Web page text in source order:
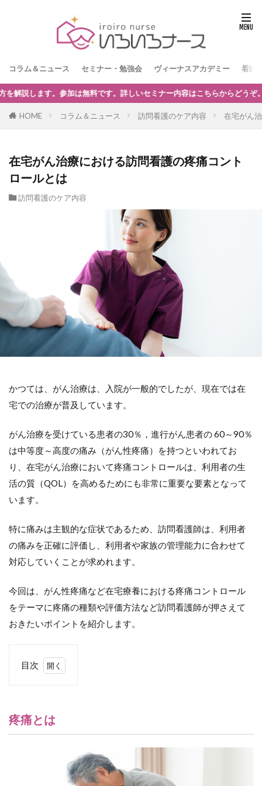
コラム＆ニュース セミナー・勉強会 ヴィーナスアカデミー 看護
はこちらからどうぞ。
HOME コラム＆ニュース 訪問看護のケア内容 在宅がん
在宅がん治療における訪問看護の疼痛コント
ロールとは
訪問看護のケア内容
かつては、がん治療は、入院が一般的でしたが、現在では在
宅での治療が普及しています。
がん治療を受けている患者の30％，進行がん患者の 60～90％
は中等度～高度の痛み（がん性疼痛）を持つといわれてお
り、在宅がん治療において疼痛コントロールは、利用者の生
活の質（QOL）を高めるためにも非常に重要な要素となって
います。
特に痛みは主観的な症状であるため、訪問看護師は、利用者
の痛みを正確に評価し、利用者や家族の管理能力に合わせて
対応していくことが求めれます。
今回は、がん性疼痛など在宅療養における疼痛コントロール
をテーマに疼痛の種類や評価方法など訪問看護師が押さえて
おきたいポイントを紹介します。
目次
と
は
疼痛とは